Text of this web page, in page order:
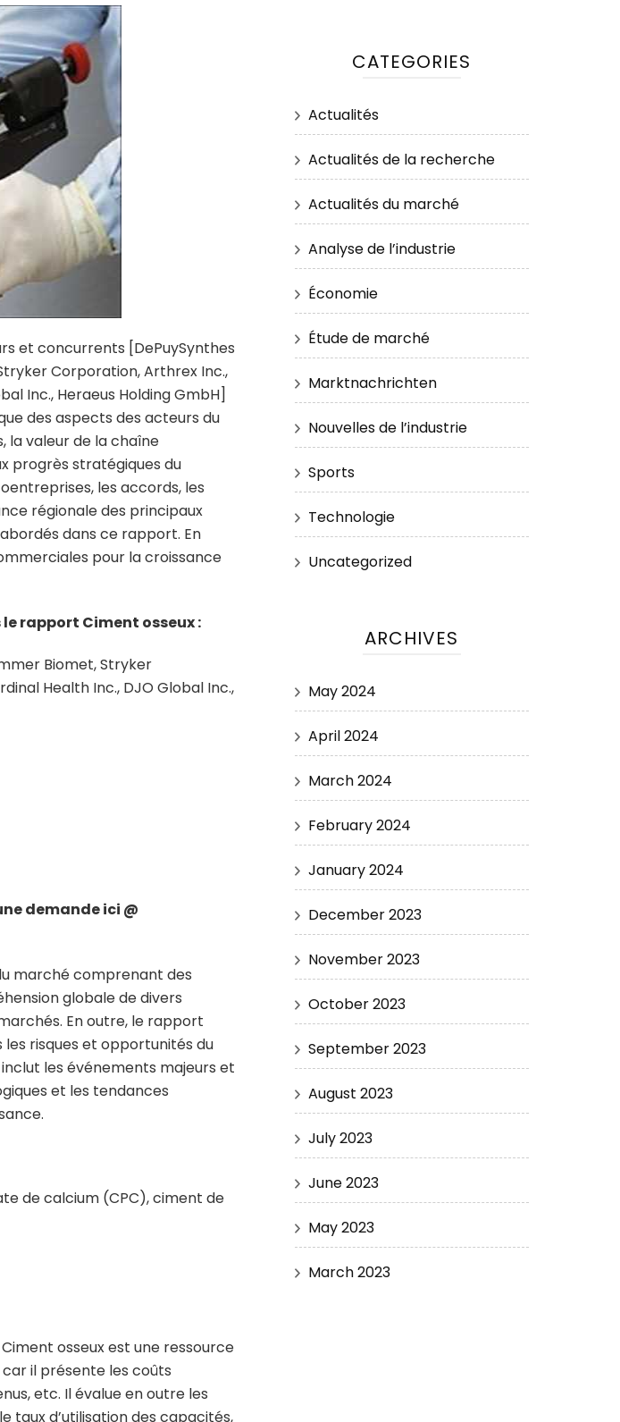
et concurrents [DePuySynthes
Corporation, Arthrex Inc.,
Inc., Heraeus Holding GmbH]
des aspects des acteurs du
la valeur de la chaîne
progrès stratégiques du
les accords, les
régionale des principaux
dans ce rapport. En
pour la croissance
rapport Ciment osseux :
Biomet, Stryker
Health Inc., DJO Global Inc.,
demande ici @
marché comprenant des
globale de divers
En outre, le rapport
risques et opportunités du
les événements majeurs et
et les tendances
de calcium (CPC), ciment de
osseux est une ressource
il présente les coûts
etc. Il évalue en outre les
taux d’utilisation des capacités,
CATEGORIES
Actualités
Actualités de la recherche
Actualités du marché
Analyse de l’industrie
Économie
Étude de marché
Marktnachrichten
Nouvelles de l’industrie
Sports
Technologie
Uncategorized
ARCHIVES
May 2024
April 2024
March 2024
February 2024
January 2024
December 2023
November 2023
October 2023
September 2023
August 2023
July 2023
June 2023
May 2023
March 2023